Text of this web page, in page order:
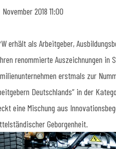
November 2018 11:00
erhält als Arbeitgeber,
renommierte Auszeichnungen
erstmals zur
Deutschlands“ in der
eine Mischung aus
Geborgenheit.